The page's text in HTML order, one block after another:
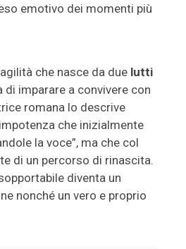
emotivo dei momenti più
che nasce da due lutti
di imparare a convivere con
romana lo descrive
che inizialmente
la voce”, ma che col
di un percorso di rinascita.
diventa un
nonché un vero e proprio